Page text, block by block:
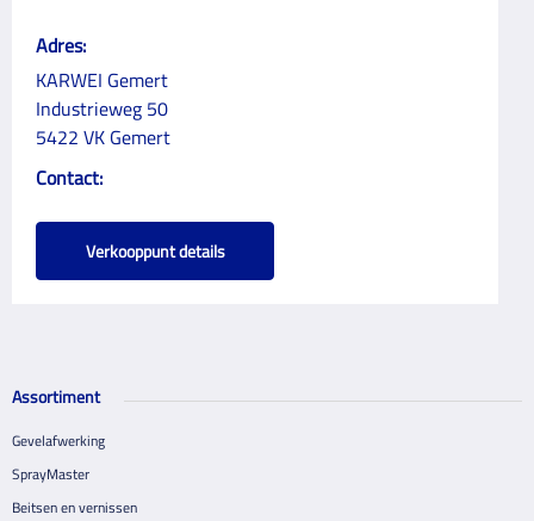
Adres:
KARWEI Gemert
Industrieweg 50
5422 VK Gemert
Contact:
Verkooppunt details
Assortiment
Gevelafwerking
SprayMaster
Beitsen en vernissen